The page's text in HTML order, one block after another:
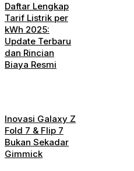
Daftar Lengkap
Tarif Listrik per
kWh 2025:
Update Terbaru
dan Rincian
Biaya Resmi
Inovasi Galaxy Z
Fold 7 & Flip 7
Bukan Sekadar
Gimmick